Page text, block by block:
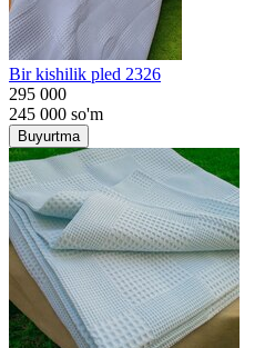
Bir kishilik pled 2326
295 000
245 000 so'm
Buyurtma